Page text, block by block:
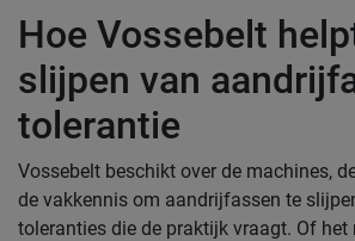
Hoe Vossebelt
slijpen van
tolerantie
Vossebelt beschikt over de machines,
de vakkennis om aandrijfassen te
toleranties die de praktijk vraagt. Of het